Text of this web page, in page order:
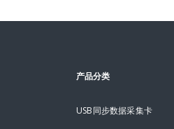
产品分类
USB同步数据采集卡